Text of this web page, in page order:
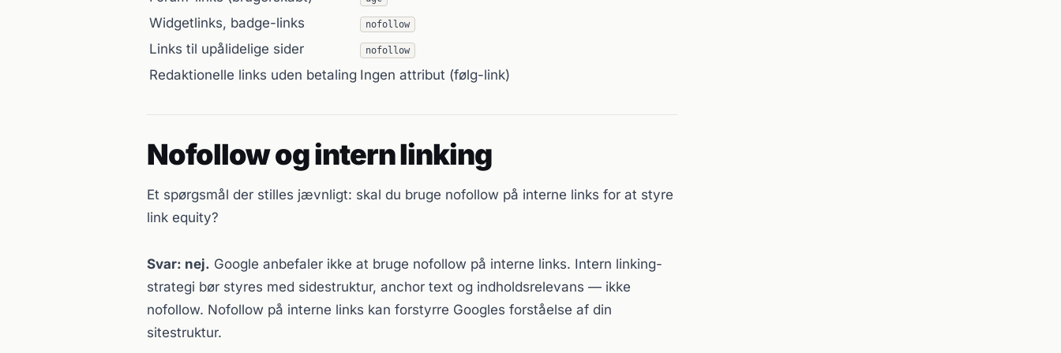
Widgetlinks, badge-links nofollow
Links til upålidelige sider nofollow
Redaktionelle links uden betaling Ingen attribut (følg-link)
Nofollow og intern linking
Et spørgsmål der stilles jævnligt: skal du bruge nofollow på interne links for at styre
link equity?
Svar: nej. Google anbefaler ikke at bruge nofollow på interne links. Intern linking-
strategi bør styres med sidestruktur, anchor text og indholdsrelevans — ikke
nofollow. Nofollow på interne links kan forstyrre Googles forståelse af din
sitestruktur.